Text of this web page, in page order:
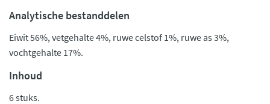
Analytische bestanddelen
Eiwit 56%, vetgehalte 4%, ruwe celstof 1%, ruwe as 3%,
vochtgehalte 17%.
Inhoud
6 stuks.